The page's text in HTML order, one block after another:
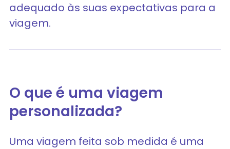
adequado às suas expectativas para a
viagem.
O que é uma viagem
personalizada?
Uma viagem feita sob medida é uma